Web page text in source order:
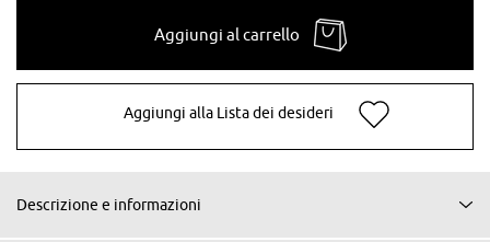
Aggiungi al carrello
Aggiungi alla Lista dei desideri
Descrizione e informazioni